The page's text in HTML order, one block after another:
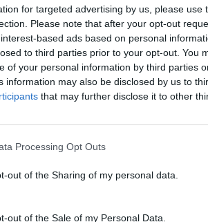
for targeted advertising by us, please use
Please note that after your opt-out
based ads based on personal
to third parties prior to your opt-out. You
of your personal information by third parties
information may also be disclosed by us to
that may further disclose it to other
Processing Opt Outs
out of the Sharing of my personal data.
out of the Sale of my Personal Data.
po pożarze we Włocławku. W
chemikalia